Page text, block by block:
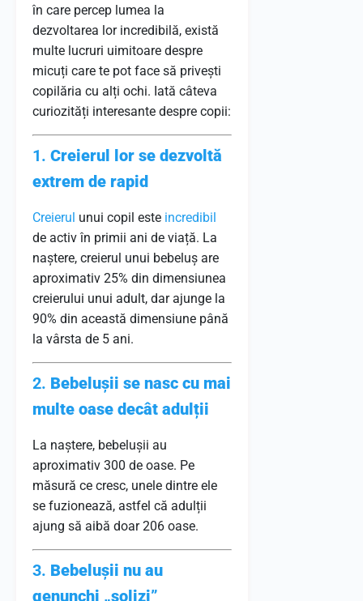
în care percep lumea la
dezvoltarea lor incredibilă, există
multe lucruri uimitoare despre
micuți care te pot face să privești
copilăria cu alți ochi. Iată câteva
curiozități interesante despre copii:
1. Creierul lor se dezvoltă
extrem de rapid
Creierul unui copil este incredibil
de activ în primii ani de viață. La
naștere, creierul unui bebeluș are
aproximativ 25% din dimensiunea
creierului unui adult, dar ajunge la
90% din această dimensiune până
la vârsta de 5 ani.
2. Bebelușii se nasc cu mai
multe oase decât adulții
La naștere, bebelușii au
aproximativ 300 de oase. Pe
măsură ce cresc, unele dintre ele
se fuzionează, astfel că adulții
ajung să aibă doar 206 oase.
3. Bebelușii nu au
genunchi „solizi”